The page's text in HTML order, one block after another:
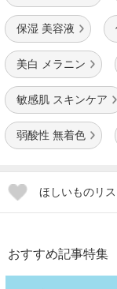
保湿 美容液
美白 メラニン
敏感肌 スキンケア
弱酸性 無着色
ほしいものリ
おすすめ記事特集